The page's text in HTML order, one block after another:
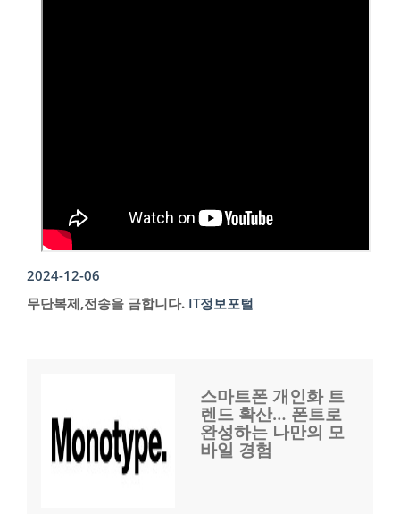
2024-12-06
무단복제,전송을 금합니다. IT정보포털
스마트폰 개인화 트
렌드 확산… 폰트로
완성하는 나만의 모
바일 경험